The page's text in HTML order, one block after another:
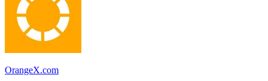
OrangeX.com